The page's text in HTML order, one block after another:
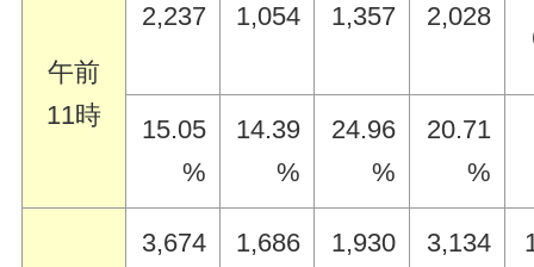
午前
11時
2,237 1,054 1,357 2,028
15.05
%
14.39
%
24.96
%
20.71
%
3,674 1,686 1,930 3,134